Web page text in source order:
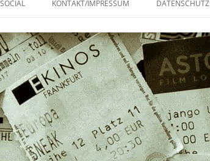
SOCIAL KONTAKT/IMPRESSUM DATENSCHUTZ